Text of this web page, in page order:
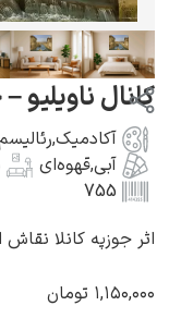
گوستاو کلیمت
ادوارد مونک
ناویلیو –
آکادمیک,رئالیسم,نقاشی
قهوه‌ای مناسب
کانلا نقاش ایتالیایی به سال
تومان